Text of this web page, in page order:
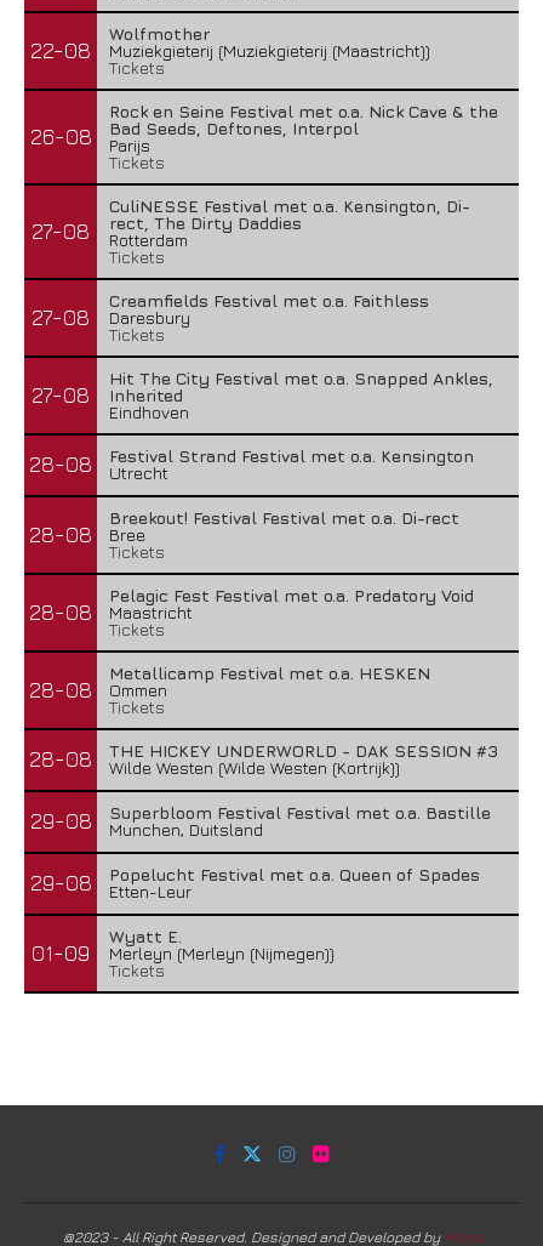
22-08
Wolfmother
Muziekgieterij (Muziekgieterij (Maastricht))
Tickets
26-08
Rock en Seine Festival met o.a. Nick Cave & the
Bad Seeds, Deftones, Interpol
Parijs
Tickets
27-08
CuliNESSE Festival met o.a. Kensington, Di-
rect, The Dirty Daddies
Rotterdam
Tickets
27-08
Creamfields Festival met o.a. Faithless
Daresbury
Tickets
27-08
Hit The City Festival met o.a. Snapped Ankles,
Inherited
Eindhoven
28-08
Festival Strand Festival met o.a. Kensington
Utrecht
28-08
Breekout! Festival Festival met o.a. Di-rect
Bree
Tickets
28-08
Pelagic Fest Festival met o.a. Predatory Void
Maastricht
Tickets
28-08
Metallicamp Festival met o.a. HESKEN
Ommen
Tickets
28-08
THE HICKEY UNDERWORLD - DAK SESSION #3
Wilde Westen (Wilde Westen (Kortrijk))
29-08
Superbloom Festival Festival met o.a. Bastille
Munchen, Duitsland
29-08
Popelucht Festival met o.a. Queen of Spades
Etten-Leur
01-09
Wyatt E.
Merleyn (Merleyn (Nijmegen))
Tickets
@2023 - All Right Reserved. Designed and Developed by Harm